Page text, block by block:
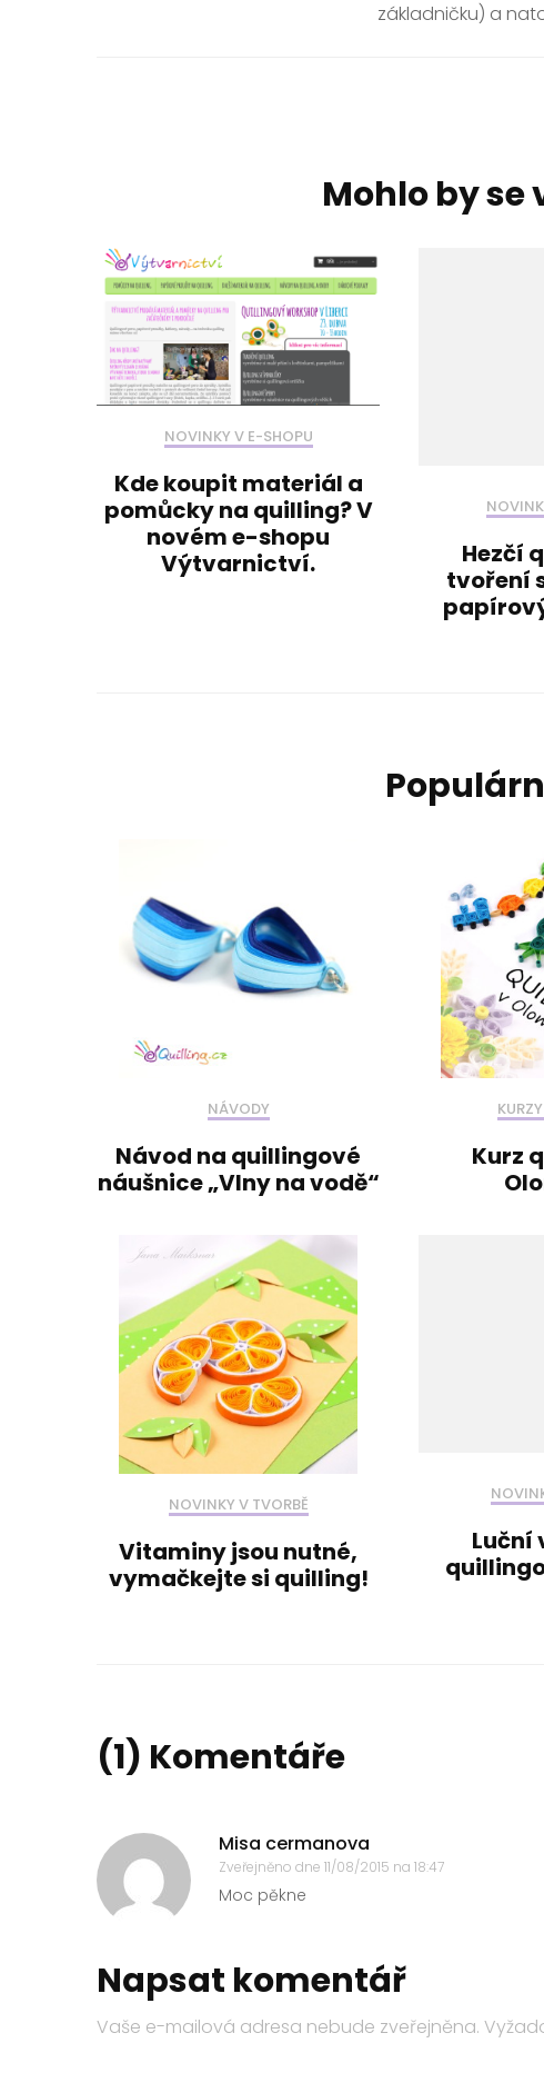
základničku) a
Mohlo by
NOVINKY V E-SHOPU
Kde koupit materiál a
pomůcky na quilling? V
novém e-shopu
Výtvarnictví.
Hezčí
tvoření
NÁVODY
Návod na quillingové
náušnice „Vlny na vodě“
Kurz
NOVINKY V TVORBĚ
Vitaminy jsou nutné,
vymačkejte si quilling!
Luční
(1) Komentáře
Misa cermanova
Zveřejněno dne 11/08/2015 na 18:47
Moc pěkne
Napsat komentář
Vaše e-mailová adresa nebude zveřejněna.